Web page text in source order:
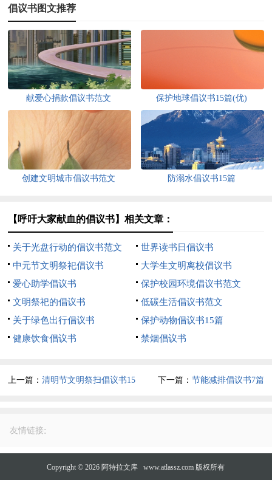
倡议书图文推荐
献爱心捐款倡议书范文 保护地球倡议书15篇(优)
创建文明城市倡议书范文 防溺水倡议书15篇
【呼吁大家献血的倡议书】相关文章：
关于光盘行动的倡议书范文
世界读书日倡议书
中元节文明祭祀倡议书
大学生文明离校倡议书
爱心助学倡议书
保护校园环境倡议书范文
文明祭祀的倡议书
低碳生活倡议书范文
关于绿色出行倡议书
保护动物倡议书15篇
健康饮食倡议书
禁烟倡议书
上一篇：清明节文明祭扫倡议书15 下一篇： 节能减排倡议书7篇
友情链接:
Copyright © 2026 阿特拉文库 www.atlassz.com 版权所有